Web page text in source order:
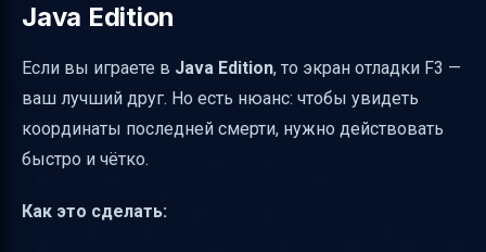
Java Edition
Если вы играете в Java Edition, то экран отладки F3 —
ваш лучший друг. Но есть нюанс: чтобы увидеть
координаты последней смерти, нужно действовать
быстро и чётко.
Как это сделать: